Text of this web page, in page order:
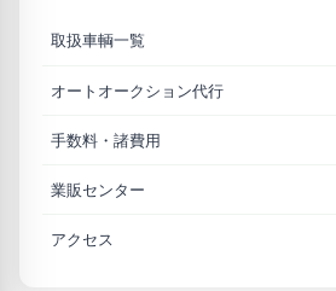
取扱車輌一覧
オートオークション代行
手数料・諸費用
業販センター
アクセス